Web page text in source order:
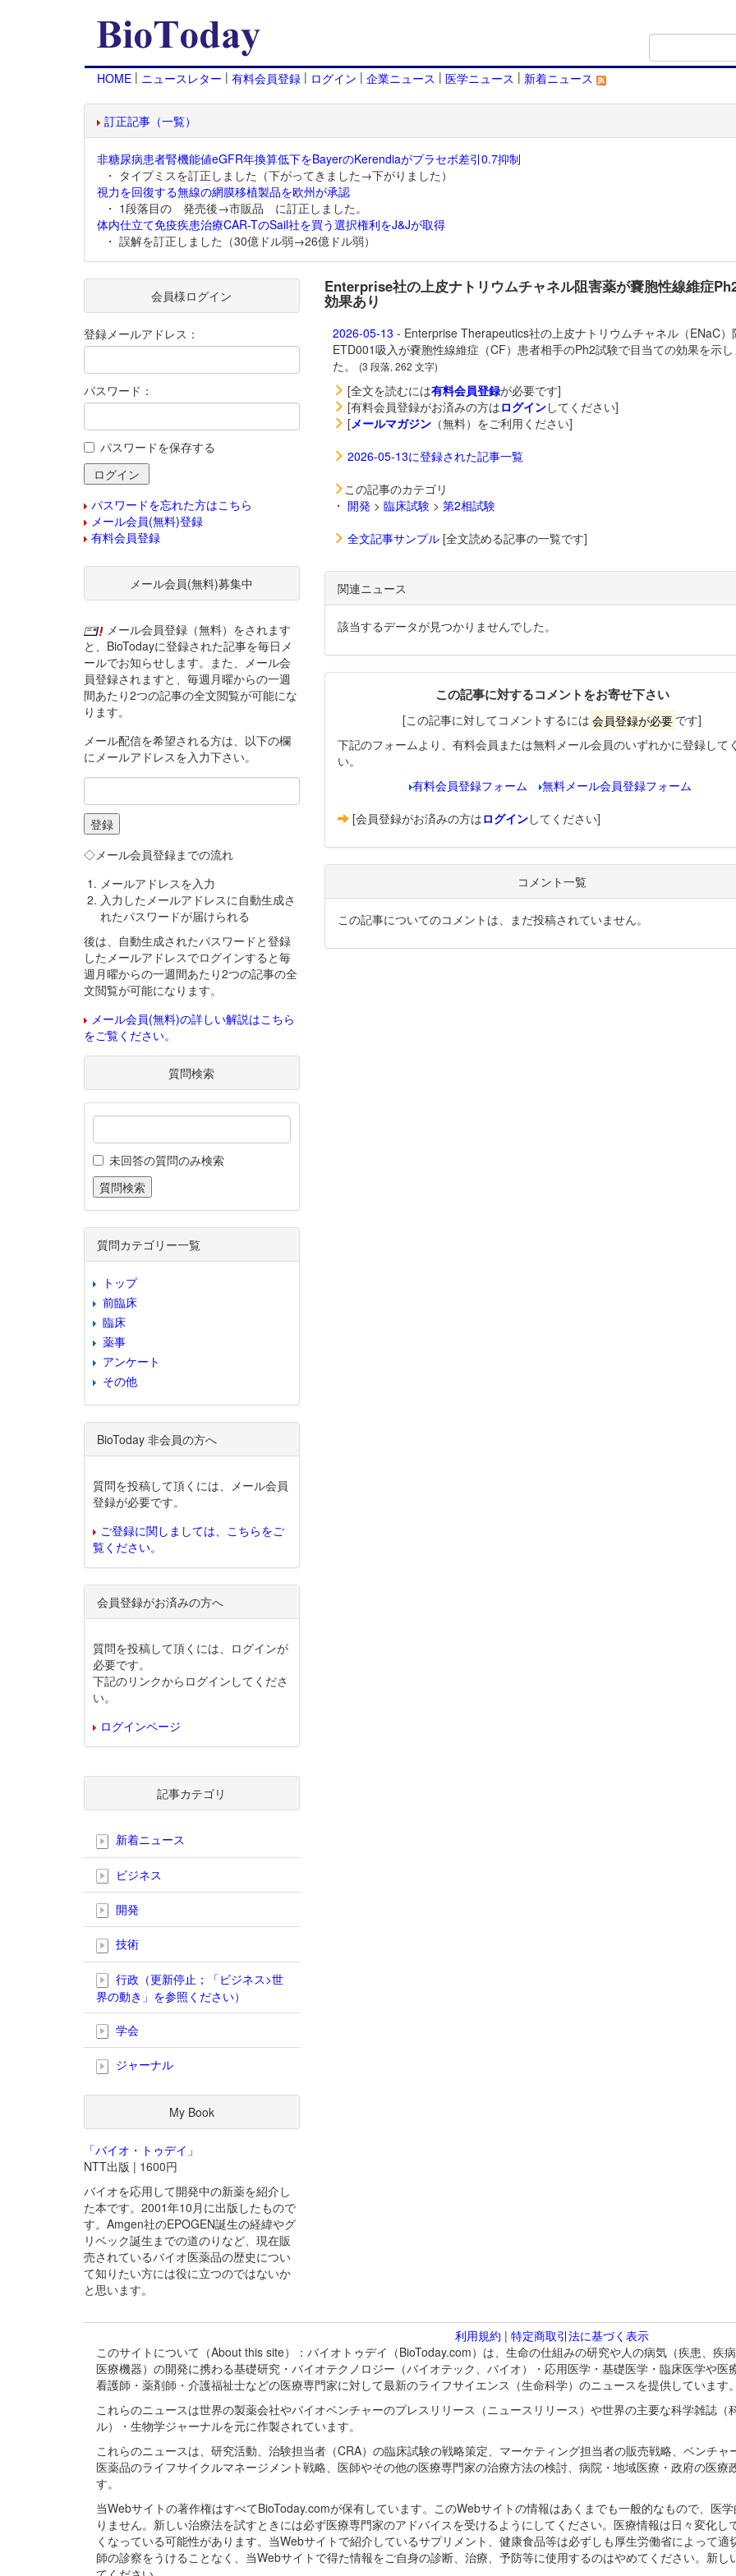
HOME | ニュースレター | 有料会員登録 | ログイン | 企業ニュース | 医学ニュース | 新着ニュース
訂正記事（一覧）
非糖尿病患者腎機能値eGFR年換算低下をBayerのKerendiaがプラセボ差引0.7抑制
・ タイプミスを訂正しました（下がってきました→下がりました）
視力を回復する無線の網膜移植製品を欧州が承認
・ 1段落目の 発売後→市販品 に訂正しました。
体内仕立て免疫疾患治療CAR-TのSail社を買う選択権利をJ&Jが取得
・ 誤解を訂正しました（30億ドル弱→26億ドル弱）
Enterprise社の上皮ナトリウムチャネル阻害薬が嚢胞性線維症
効果あり
2026-05-13 - Enterprise Therapeutics社の上皮ナトリウムチャネル（ENaC）
ETD001吸入が嚢胞性線維症（CF）患者相手のPh2試験で目当ての効果を示
た。
(3 段落, 262 文字)
[全文を読むには有料会員登録が必要です]
[有料会員登録がお済みの方はログインしてください]
[メールマガジン（無料）をご利用ください]
2026-05-13に登録された記事一覧
この記事のカテゴリ
・ 開発 > 臨床試験> 第2相試験
全文記事サンプル[全文読める記事の一覧です]
関連ニュース
該当するデータが見つかりませんでした。
この記事に対するコメントをお寄せ下さい
[この記事に対してコメントするには 会員登録が必要 です]
下記のフォームより、有料会員または無料メール会員のいずれかに登録して
い。
有料会員登録フォーム
無料メール会員登録フォーム
[会員登録がお済みの方はログインしてください]
コメント一覧
この記事についてのコメントは、まだ投稿されていません。
会員様ログイン
登録メールアドレス：
パスワード：
パスワードを保存する
パスワードを忘れた方はこちら
メール会員(無料)登録
有料会員登録
メール会員(無料)募集中
メール会員登録（無料）をされます
と、BioTodayに登録された記事を毎日メ
ールでお知らせします。また、メール会
員登録されますと、毎週月曜からの一週
間あたり2つの記事の全文閲覧が可能にな
ります。
メール配信を希望される方は、以下の欄
にメールアドレスを入力下さい。
◇メール会員登録までの流れ
メールアドレスを入力
入力したメールアドレスに自動生成さ
れたパスワードが届けられる
後は、自動生成されたパスワードと登録
したメールアドレスでログインすると毎
週月曜からの一週間あたり2つの記事の全
文閲覧が可能になります。
メール会員(無料)の詳しい解説はこちら
をご覧ください。
質問検索
未回答の質問のみ検索
質問カテゴリー一覧
トップ
前臨床
臨床
薬事
アンケート
その他
BioToday 非会員の方へ
質問を投稿して頂くには、メール会員
登録が必要です。
ご登録に関しましては、こちらをご
覧ください。
会員登録がお済みの方へ
質問を投稿して頂くには、ログインが
必要です。
下記のリンクからログインしてくださ
い。
ログインページ
記事カテゴリ
新着ニュース
ビジネス
開発
技術
行政（更新停止；「ビジネス>世
界の動き」を参照ください）
学会
ジャーナル
My Book
「バイオ・トゥデイ」
NTT出版 | 1600円
バイオを応用して開発中の新薬を紹介し
た本です。2001年10月に出版したもので
す。Amgen社のEPOGEN誕生の経緯やグ
リベック誕生までの道のりなど、現在販
売されているバイオ医薬品の歴史につい
て知りたい方には役に立つのではないか
と思います。
利用規約 | 特定商取引法に基づく表示
このサイトについて（About this site）：バイオトゥデイ（BioToday.com）は、生命の仕組みの研究や人の病気（疾患、疾
医療機器）の開発に携わる基礎研究・バイオテクノロジー（バイオテック、バイオ）・応用医学・基礎医学・臨床医学や
看護師・薬剤師・介護福祉士などの医療専門家に対して最新のライフサイエンス（生命科学）のニュースを提供しています
これらのニュースは世界の製薬会社やバイオベンチャーのプレスリリース（ニュースリリース）や世界の主要な科学雑誌
ル）・生物学ジャーナルを元に作製されています。
これらのニュースは、研究活動、治験担当者（CRA）の臨床試験の戦略策定、マーケティング担当者の販売戦略、ベンチ
医薬品のライフサイクルマネージメント戦略、医師やその他の医療専門家の治療方法の検討、病院・地域医療・政府の医
す。
当Webサイトの著作権はすべてBioToday.comが保有しています。このWebサイトの情報はあくまでも一般的なもので、医
りません。新しい治療法を試すときには必ず医療専門家のアドバイスを受けるようにしてください。医療情報は日々変化
くなっている可能性があります。当Webサイトで紹介しているサプリメント、健康食品等は必ずしも厚生労働省によって
師の診察をうけることなく、当Webサイトで得た情報をご自身の診断、治療、予防等に使用するのはやめてください。新